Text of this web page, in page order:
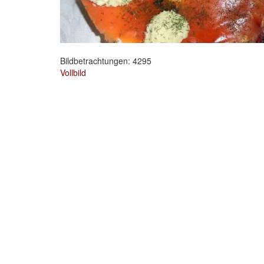
Bildbetrachtungen: 4295
Vollbild